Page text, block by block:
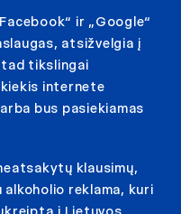
ir „Google“
atsižvelgia į
tikslingai
internete
bus pasiekiamas
klausimų,
reklama, kuri